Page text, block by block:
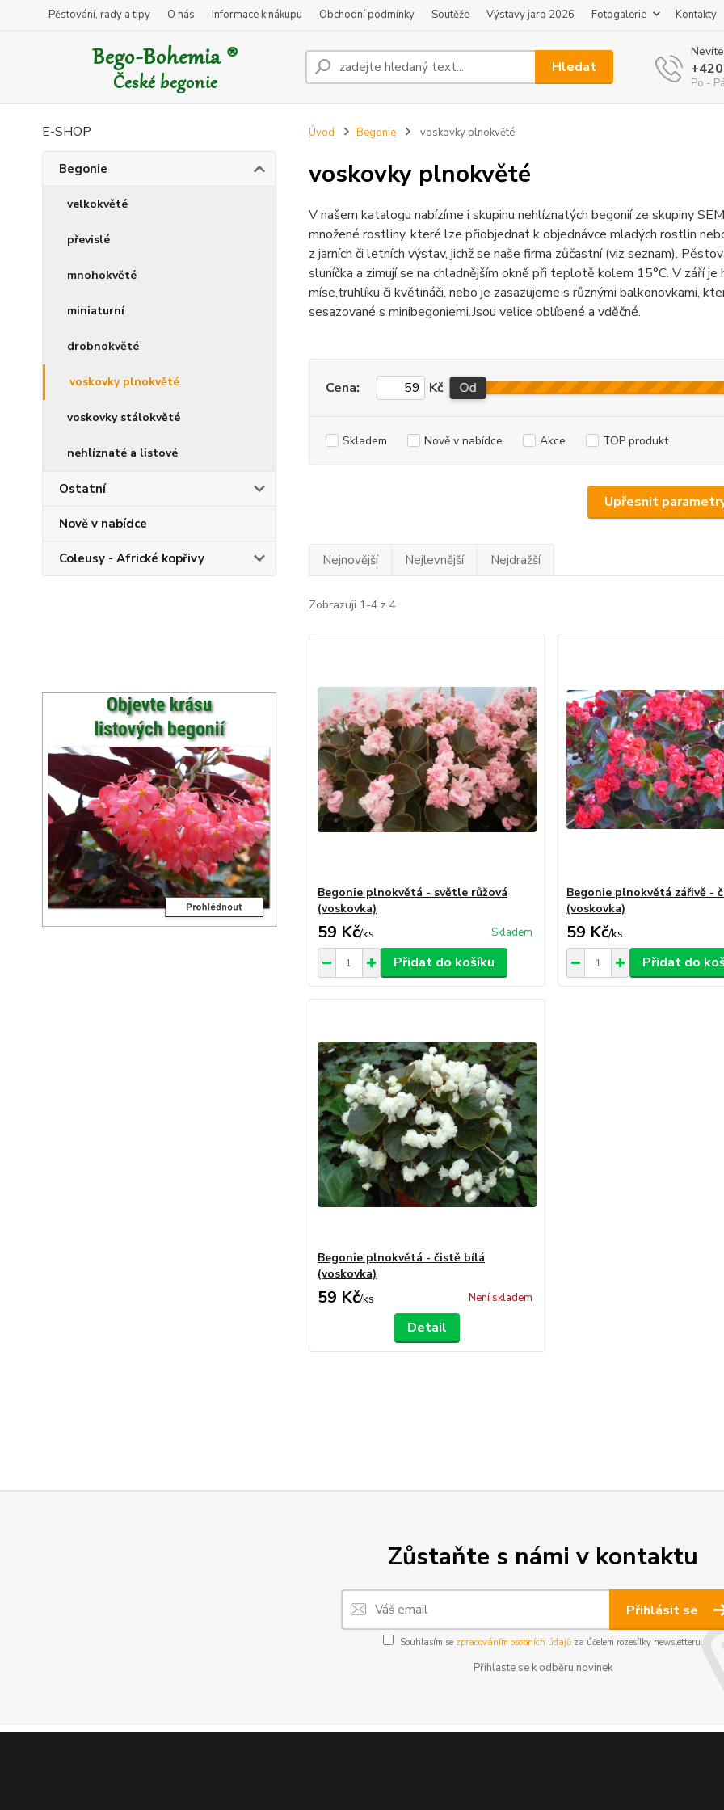
Pěstování, rady a tipy O nás Informace k nákupu Obchodní podmínky Soutěže Výstavy jaro 2026 Fotogalerie Kontakty
Hledat
Po -
E-SHOP
Begonie
velkokvěté
převislé
mnohokvěté
miniaturní
drobnokvěté
voskovky plnokvěté
voskovky stálokvěté
nehlíznaté a listové
Ostatní
Nově v nabídce
Coleusy - Africké kopřivy
Úvod Begonie voskovky plnokvěté
voskovky plnokvěté
V našem katalogu nabízíme i skupinu nehlíznatých begonií ze skupiny
množené rostliny, které lze přiobjednat k objednávce mladých rostlin
z jarních či letních výstav, jichž se naše firma zůčastní (viz seznam).
sluníčka a zimují se na chladnějším okně při teplotě kolem 15°C. V září
míse,truhlíku či květináči, nebo je zasazujeme s různými balkonovkami,
sesazované s minibegoniemi.Jsou velice oblíbené a vděčné.
Upřesnit
Cena: Kč Od
Skladem Nově v nabídce Akce TOP produkt
Nejnovější Nejlevnější Nejdražší
Zobrazuji 1-4 z 4
Begonie plnokvětá - světle růžová
(voskovka)
59 Kč/ks Skladem
Přidat do košíku
Begonie plnokvětá zářivě -
(voskovka)
59 Kč/ks
Přidat do
Begonie plnokvětá - čistě bílá
(voskovka)
59 Kč/ks Není skladem
Detail
Zůstaňte s námi v kontaktu
Přihlásit se
Souhlasím se zpracováním osobních údajů za účelem rozesílky newsletteru.
Přihlaste se k odběru novinek